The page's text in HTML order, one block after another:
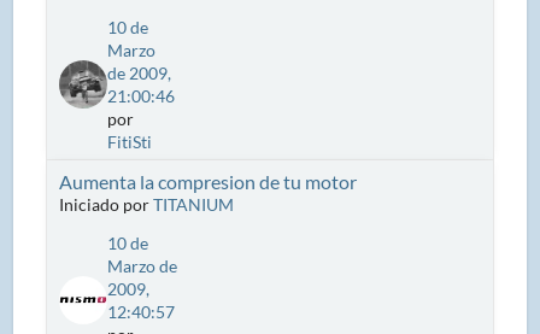
10 de
Marzo
de 2009,
21:00:46
por
FitiSti
Aumenta la compresion de tu motor
Iniciado porTITANIUM
10 de
Marzo de
2009,
12:40:57